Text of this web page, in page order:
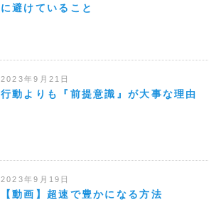
に避けていること
2023年9月21日
行動よりも『前提意識』が大事な理由
2023年9月19日
【動画】超速で豊かになる方法